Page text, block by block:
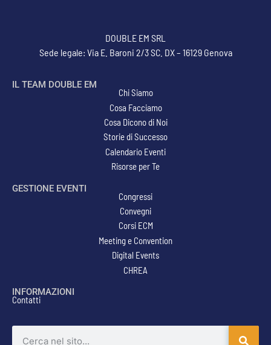
DOUBLE EM SRL
Sede legale: Via E. Baroni 2/3 SC. DX – 16129 Genova
IL TEAM DOUBLE EM
Chi Siamo
Cosa Facciamo
Cosa Dicono di Noi
Storie di Successo
Calendario Eventi
Risorse per Te
GESTIONE EVENTI
Congressi
Convegni
Corsi ECM
Meeting e Convention
Digital Events
CHREA
INFORMAZIONI
Contatti